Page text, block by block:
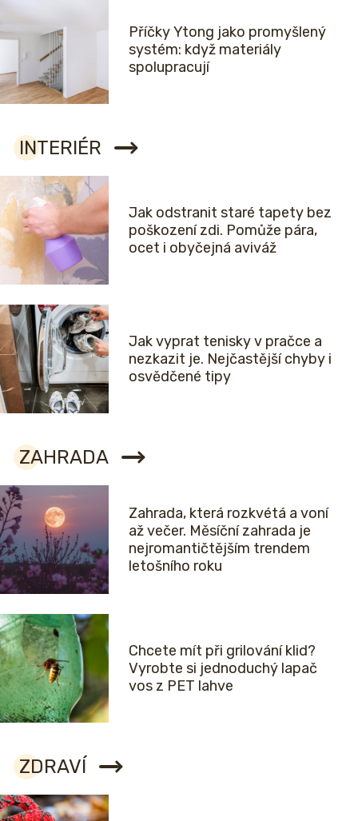
Příčky Ytong jako promyšlený
systém: když materiály
spolupracují
INTERIÉR
Jak odstranit staré tapety bez
poškození zdi. Pomůže pára,
ocet i obyčejná aviváž
Jak vyprat tenisky v pračce a
nezkazit je. Nejčastější chyby i
osvědčené tipy
ZAHRADA
Zahrada, která rozkvétá a voní
až večer. Měsíční zahrada je
nejromantičtějším trendem
letošního roku
Chcete mít při grilování klid?
Vyrobte si jednoduchý lapač
vos z PET lahve
ZDRAVÍ